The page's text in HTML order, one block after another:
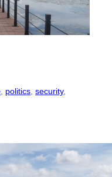
politics security